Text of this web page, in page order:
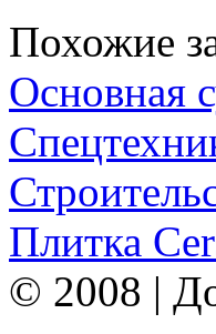
Похожие
Основная
Плитка
© 2008 |